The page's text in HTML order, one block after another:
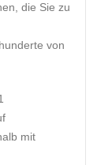
die Sie zu
von
mit